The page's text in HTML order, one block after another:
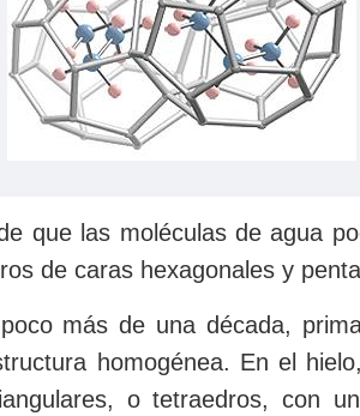
que las moléculas de agua
de caras hexagonales y
más de una década,
homogénea. En el
o tetraedros, con